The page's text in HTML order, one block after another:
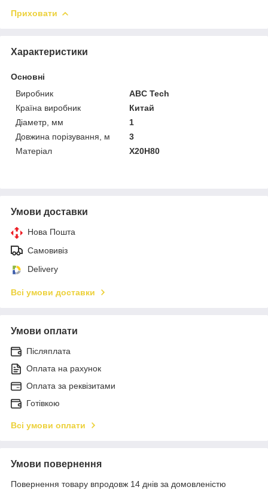
Приховати
Характеристики
Основні
Виробник
ABC Tech
Країна виробник
Китай
Діаметр, мм
1
Довжина порізування, м
3
Матеріал
Х20Н80
Умови доставки
Нова Пошта
Самовивіз
Delivery
Всі умови доставки
Умови оплати
Післяплата
Оплата на рахунок
Оплата за реквізитами
Готівкою
Всі умови оплати
Умови повернення
Повернення товару впродовж 14 днів за домовленістю